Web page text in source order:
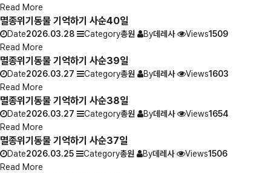
Read More
멸종위기동물 기억하기 사순40일
Date2026.03.28 Category총원 By데레사 Views1509
Read More
멸종위기동물 기억하기 사순39일
Date2026.03.27 Category총원 By데레사 Views1603
Read More
멸종위기동물 기억하기 사순38일
Date2026.03.27 Category총원 By데레사 Views1654
Read More
멸종위기동물 기억하기 사순37일
Date2026.03.25 Category총원 By데레사 Views1506
Read More